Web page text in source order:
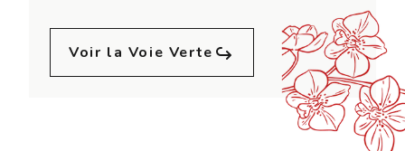
Voir la Voie Verte